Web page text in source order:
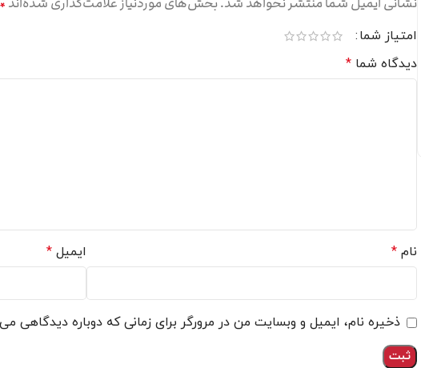
امتیاز شما
دیدگاه شما*
نام* ایمیل *
ذخیره نام، ایمیل و وبسایت من در مرورگر برای زمانی که دوباره دیدگاهی
بستن اعلان
×
سفارش اخیر